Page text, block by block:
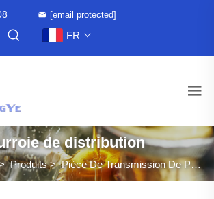
[email protected]
FR
de distribution
Produits>Pièce De Transmission De Puissance